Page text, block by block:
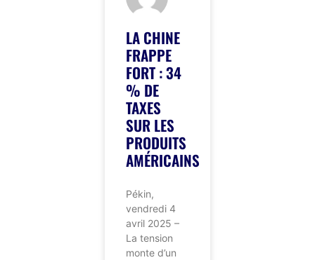
LA CHINE
FRAPPE
FORT : 34
% DE
TAXES
SUR LES
PRODUITS
AMÉRICAINS
Pékin,
vendredi 4
avril 2025 –
La tension
monte d’un